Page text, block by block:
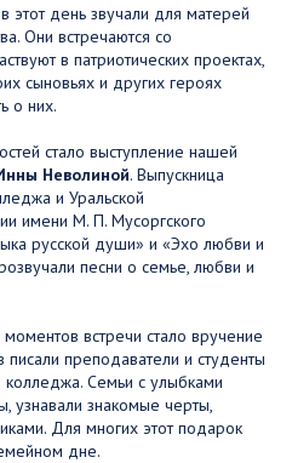
этот день звучали для матерей
Они встречаются со
в патриотических проектах,
сыновьях и других героях
о них.
стало выступление нашей
Неволиной. Выпускница
и Уральской
имени М. П. Мусоргского
русской души» и «Эхо любви и
песни о семье, любви и
встречи стало вручение
писали преподаватели и студенты
колледжа. Семьи с улыбками
узнавали знакомые черты,
Для многих этот подарок
дне.